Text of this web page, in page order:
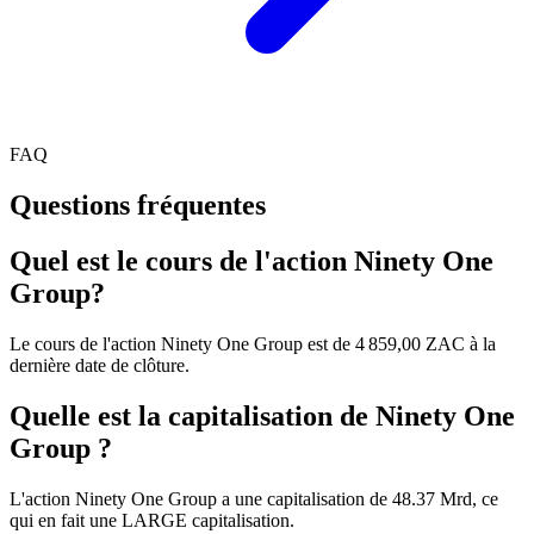
FAQ
Questions fréquentes
Quel est le cours de l'action Ninety One
Group?
Le cours de l'action Ninety One Group est de 4 859,00 ZAC à la
dernière date de clôture.
Quelle est la capitalisation de Ninety One
Group ?
L'action Ninety One Group a une capitalisation de 48.37 Mrd, ce
qui en fait une LARGE capitalisation.